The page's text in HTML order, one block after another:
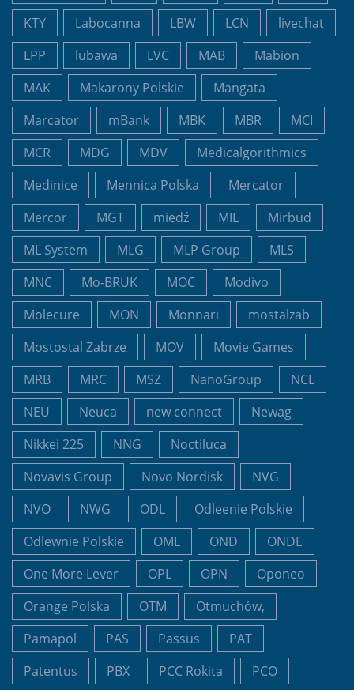
KTY Labocanna LBW LCN
livechat
LPP
lubawa LVC MAB
Mabion
MAK
Makarony Polskie
Mangata
Marcator
mBank MBK MBR
MCI
MCR
MDG MDV
Medicalgorithmics
Medinice
Mennica Polska
Mercator
Mercor
MGT miedź MIL
Mirbud
ML System
MLG MLP Group
MLS
MNC
Mo-BRUK MOC
Modivo
Molecure
MON Monnari
mostalzab
Mostostal Zabrze
MOV
Movie Games
MRB
MRC MSZ NanoGroup
NCL
NEU
Neuca new connect
Newag
Nikkei 225
NNG
Noctiluca
Novavis Group
Novo Nordisk
NVG
NVO
NWG ODL
Odleenie Polskie
Odlewnie Polskie
OML OND
ONDE
One More Lever
OPL OPN
Oponeo
Orange Polska
OTM
Otmuchów,
Pamapol
PAS Passus
PAT
Patentus
PBX PCC Rokita
PCO